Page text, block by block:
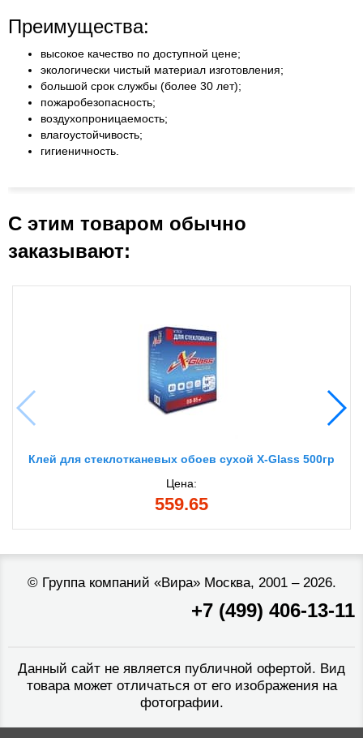
Преимущества:
высокое качество по доступной цене;
экологически чистый материал изготовления;
большой срок службы (более 30 лет);
пожаробезопасность;
воздухопроницаемость;
влагоустойчивость;
гигиеничность.
С этим товаром обычно
заказывают:
Клей для стеклотканевых обоев сухой X-Glass 500гр
Цена:
559.65
© Группа компаний «Вира»Москва, 2001 – 2026.
+7 (499) 406-13-11
Данный сайт не является публичной офертой. Вид
товара может отличаться от его изображения на
фотографии.